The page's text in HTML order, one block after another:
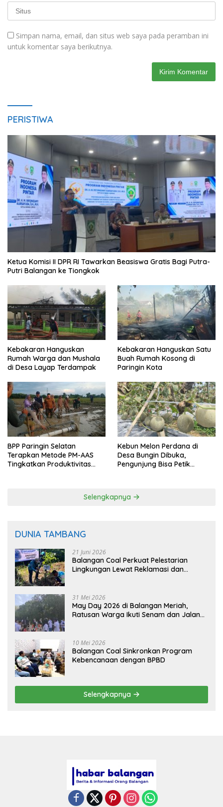
Simpan nama, email, dan situs web saya pada peramban ini
untuk komentar saya berikutnya.
PERISTIWA
Ketua Komisi II DPR RI Tawarkan Beasiswa Gratis Bagi Putra-
Putri Balangan ke Tiongkok
Kebakaran Hanguskan
Rumah Warga dan Mushala
di Desa Layap Terdampak
Kebakaran Hanguskan Satu
Buah Rumah Kosong di
Paringin Kota
BPP Paringin Selatan
Terapkan Metode PM-AAS
Tingkatkan Produktivitas
Kebun Melon Perdana di
Desa Bungin Dibuka,
Pengunjung Bisa Petik
Selengkapnya
DUNIA TAMBANG
21 Juni 2026
Balangan Coal Perkuat Pelestarian
Lingkungan Lewat Reklamasi dan
31 Mei 2026
May Day 2026 di Balangan Meriah,
Ratusan Warga Ikuti Senam dan Jalan
10 Mei 2026
Balangan Coal Sinkronkan Program
Kebencanaan dengan BPBD
Selengkapnya